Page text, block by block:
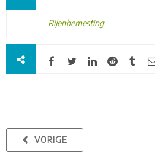
Rijenbemesting
VORIGE